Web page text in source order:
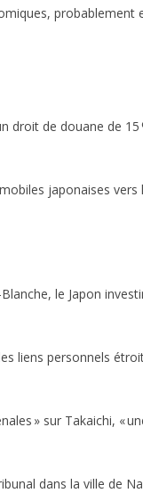
probablement
droit de douane de 15
japonaises vers
le Japon
liens personnels
» sur Takaichi, «
dans la ville de